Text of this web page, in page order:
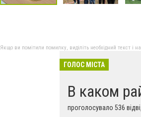
Якщо ви помітили помилку, виділіть необхідний текст і
ГОЛОС МІСТА
В каком
проголосувало 536